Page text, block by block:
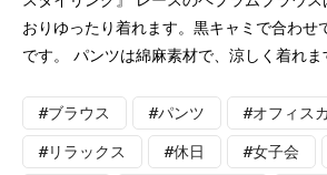
おりゆったり着れます。黒キャミで合わせ
です。 パンツは綿麻素材で、涼しく着れま
#ブラウス #パンツ #オフィス
#リラックス #休日 #女子会